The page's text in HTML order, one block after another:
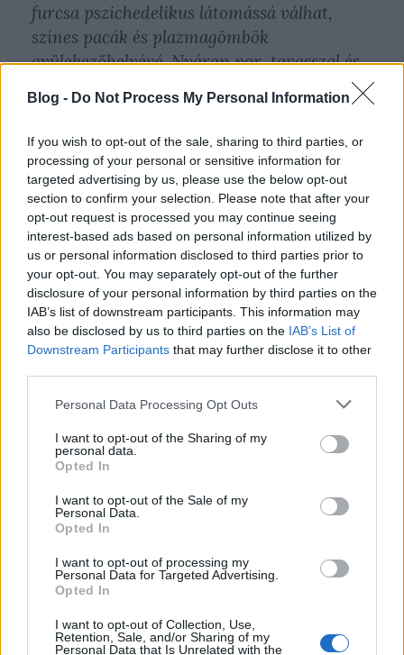
Blog - Do Not Process My Personal Information
If you wish to opt-out of the sale, sharing to third parties, or
processing of your personal or sensitive information for
targeted advertising by us, please use the below opt-out
section to confirm your selection. Please note that after your
opt-out request is processed you may continue seeing
interest-based ads based on personal information utilized by
us or personal information disclosed to third parties prior to
your opt-out. You may separately opt-out of the further
disclosure of your personal information by third parties on the
IAB’s list of downstream participants. This information may
also be disclosed by us to third parties on the IAB’s List of
Downstream Participants that may further disclose it to other
Please note that this website/app uses one or more Google
not limited to your visit or usage behaviour. You may click to
grant or deny consent to Google and its third-party tags to
use your data for below specified purposes in below Google
consent section.
Personal Data Processing Opt Outs
I want to opt-out of the Sharing of my
personal data.
Opted In
I want to opt-out of the Sale of my
Personal Data.
Opted In
I want to opt-out of processing my
Personal Data for Targeted Advertising.
Opted In
I want to opt-out of Collection, Use,
Retention, Sale, and/or Sharing of my
Personal Data that Is Unrelated with the
furcsa pszichedelikus látomássá válhat,
színes pacák és plazmagömbök
gyülekezőhelyévé. Nyáron por, tavasszal és
üvegeken. Mindegyik könnyen takarítható,
mégis, ki ne látott volna a hátsó szélvédőn
tízcentis hótakaróval közlekedő autót ? A
baráti beszélgetésekben büszkén és
fitymálva alkalmazzuk az autós
szaklapokból átvett "óriási holttere van"
kifejezést, ám azt a holtteret rutinszerűen
növeljük meg azzal, hogy lőrésszerű
lyukakat kaparunk a jégpáncélba a teli
elinduláskor. Mennyit spórólunk ezzel, öt
percet ?
- prokee -